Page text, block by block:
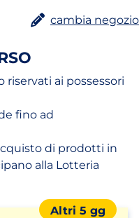
cambia negozio
riservati ai possessori
fino ad
di prodotti in
alla Lotteria
Altri 5 gg